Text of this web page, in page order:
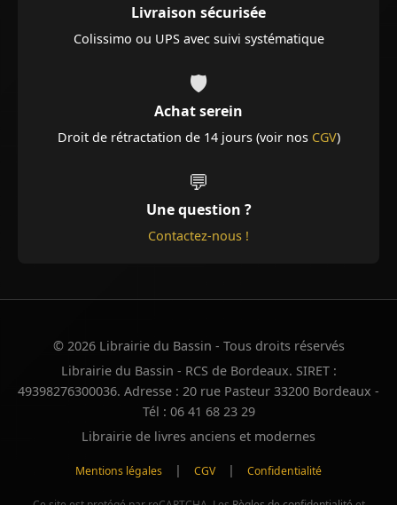
Livraison sécurisée
Colissimo ou UPS avec suivi systématique
🛡️
Achat serein
Droit de rétractation de 14 jours (voir nos CGV)
💬
Une question ?
Contactez-nous !
© 2026 Librairie du Bassin - Tous droits réservés
Librairie du Bassin - RCS de Bordeaux. SIRET :
49398276300036. Adresse : 20 rue Pasteur 33200 Bordeaux -
Tél : 06 41 68 23 29
Librairie de livres anciens et modernes
Mentions légales | CGV | Confidentialité